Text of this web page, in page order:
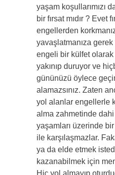
yaşam koşullarımızı
bir fırsat mıdır ? Evet
engellerden
yavaşlatmanıza
engeli bir külfet
yakınıp duruyor ve
gününüzü öylece
alamazsınız. Zaten
yol alanlar engellerle
alma zahmetinde
yaşamları üzerinde bir
ile karşılaşmazlar.
ya da elde etmek
kazanabilmek için